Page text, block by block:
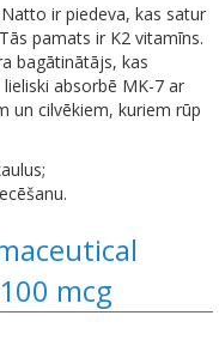
ir piedeva, kas satur
pamats ir K2 vitamīns.
bagātinātājs, kas
absorbē MK-7 ar
un cilvēkiem, kuriem rūp
mcg